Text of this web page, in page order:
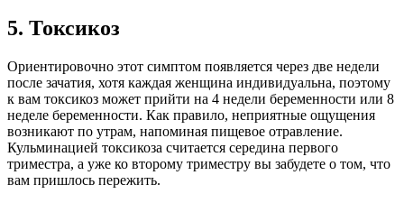
5. Токсикоз
Ориентировочно этот симптом появляется через две недели
после зачатия, хотя каждая женщина индивидуальна, поэтому
к вам токсикоз может прийти на 4 недели беременности или 8
неделе беременности. Как правило, неприятные ощущения
возникают по утрам, напоминая пищевое отравление.
Кульминацией токсикоза считается середина первого
триместра, а уже ко второму триместру вы забудете о том, что
вам пришлось пережить.